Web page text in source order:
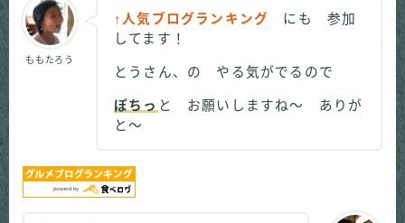
ももたろう
↑人気ブログランキング
にも 参加
してます！
とうさん、の やる気がでるので
ぽちっ と お願いしますね～ ありが
と～